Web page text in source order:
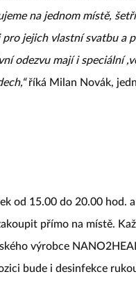
na jednom místě,
jejich vlastní svatbu a
odezvu mají i speciální
říká Milan Novák,
od 15.00 do 20.00 hod.
přímo na místě.
výrobce
bude i desinfekce